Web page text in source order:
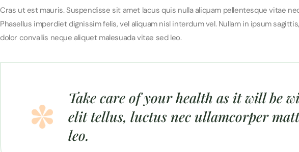
Cras ut est mauris. Suspendisse sit amet lacus quis nulla aliquam pellentesque vitae
Phasellus imperdiet dignissim felis, vel aliquam nisl interdum vel. Nullam in ipsum
dolor convallis neque aliquet malesuada vitae sed leo.
Take care of your health as it will be
elit tellus, luctus nec ullamcorper
leo.